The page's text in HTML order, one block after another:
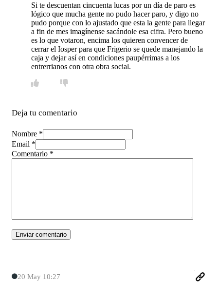
Si te descuentan cincuenta lucas por un día de paro es
lógico que mucha gente no pudo hacer paro, y digo no
pudo porque con lo ajustado que esta la gente para llegar
a fin de mes imagínense sacándole esa cifra. Pero bueno
es lo que votaron, encima los quieren convencer de
cerrar el Iosper para que Frigerio se quede manejando la
caja y dejar así en condiciones paupérrimas a los
entrerrianos con otra obra social.
Deja tu comentario
Nombre *
Email *
Comentario *
20 May 10:27